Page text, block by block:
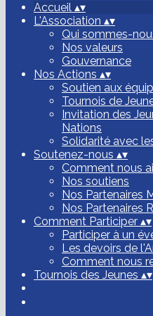
Accueil ▴▾
L'Association ▴▾
Qui sommes-
Nos valeurs
Gouvernance
Nos Actions ▴▾
Soutien aux
Tournois de
Invitation des
Nations
Solidarité avec
Soutenez-nous ▴▾
Comment nous
Nos soutiens
Nos Partenaires
Nos Partenaires
Comment Participer ▴▾
Participer à un
Les devoirs de
Comment nous
Tournois des Jeunes ▴▾